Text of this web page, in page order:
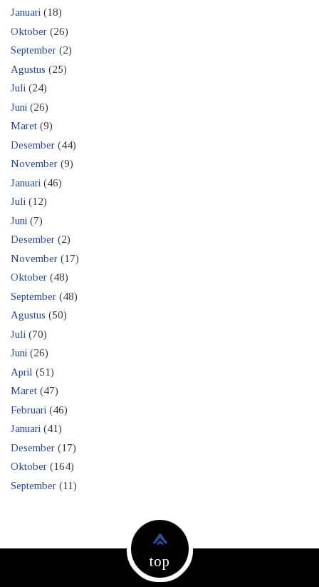
Januari (18)
Oktober (26)
September (2)
Agustus (25)
Juli (24)
Juni (26)
Maret (9)
Desember (44)
November (9)
Januari (46)
Juli (12)
Juni (7)
Desember (2)
November (17)
Oktober (48)
September (48)
Agustus (50)
Juli (70)
Juni (26)
April (51)
Maret (47)
Februari (46)
Januari (41)
Desember (17)
Oktober (164)
September (11)
top